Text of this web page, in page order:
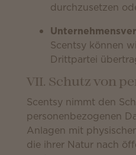
durchzusetzen
Scentsy können
Drittpartei
VII. Schutz von
Scentsy nimmt den
personenbezogenen
Anlagen mit
die ihrer Natur nach